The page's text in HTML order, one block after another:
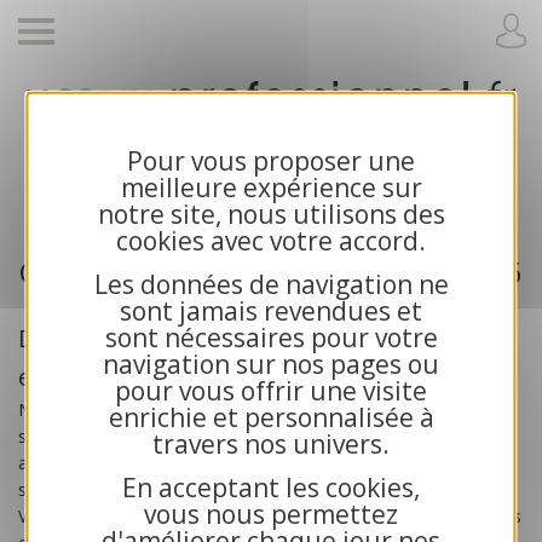
Pour vous proposer une
meilleure expérience sur
notre site, nous utilisons des
cookies avec votre accord.
Les données de navigation ne
sont jamais revendues et
sont nécessaires pour votre
navigation sur nos pages ou
pour vous offrir une visite
enrichie et personnalisée à
travers nos univers.
En acceptant les cookies,
vous nous permettez
Cartes de voeux 2026 et calendriers pour
entreprises
Cartes de voeux professionnelle 2026
Des cartes de voeux créées pour les
entreprises
Nos cartes de voeux professionnelles 2026sont
spécialement créées pour lesentreprises, les artisans, les
associations et les collectivités publiques. Toutes nos cartes
sont exclusives et bénéficient d’une impression haute qualité.
Vous recherchez des cartes de voeux solidaires ? Choisissez nos